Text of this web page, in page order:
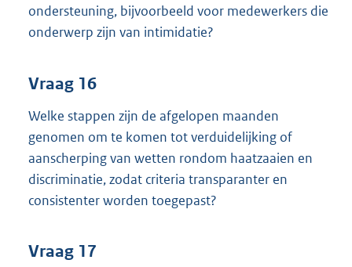
ondersteuning, bijvoorbeeld voor medewerkers die
onderwerp zijn van intimidatie?
Vraag 16
Welke stappen zijn de afgelopen maanden
genomen om te komen tot verduidelijking of
aanscherping van wetten rondom haatzaaien en
discriminatie, zodat criteria transparanter en
consistenter worden toegepast?
Vraag 17